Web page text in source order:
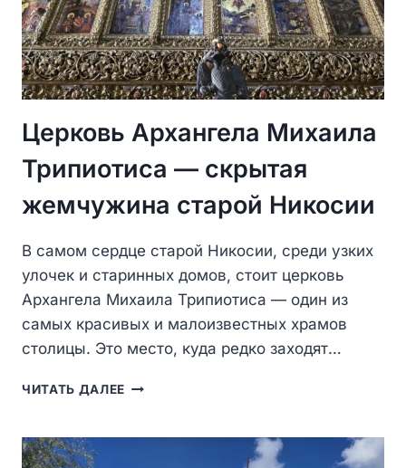
Церковь Архангела Михаила
Трипиотиса — скрытая
жемчужина старой Никосии
В самом сердце старой Никосии, среди узких
улочек и старинных домов, стоит церковь
Архангела Михаила Трипиотиса — один из
самых красивых и малоизвестных храмов
столицы. Это место, куда редко заходят…
ЧИТАТЬ ДАЛЕЕ ЦЕРКОВЬ
ТРИПИОТИСА